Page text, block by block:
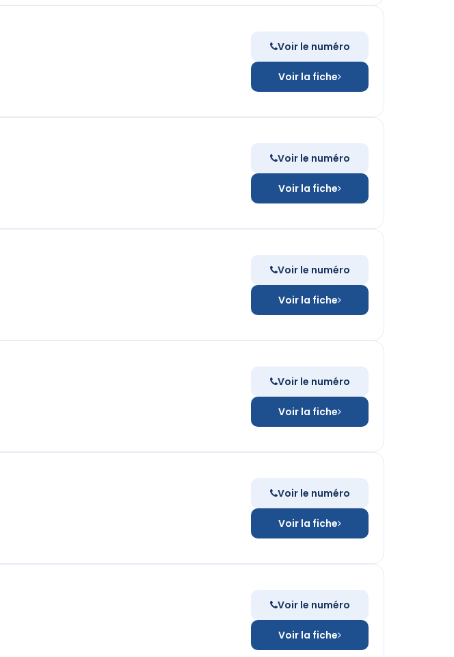
Voir le numéro
Voir la fiche
Voir le numéro
Voir la fiche
Voir le numéro
Voir la fiche
Voir le numéro
Voir la fiche
Voir le numéro
Voir la fiche
Voir le numéro
Voir la fiche